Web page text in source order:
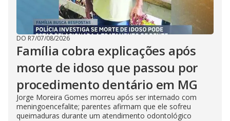
DO R7/07/08/2026
Família cobra explicações após
morte de idoso que passou por
procedimento dentário em MG
Jorge Moreira Gomes morreu após ser internado com
meningoencefalite; parentes afirmam que ele sofreu
queimaduras durante um atendimento odontológico